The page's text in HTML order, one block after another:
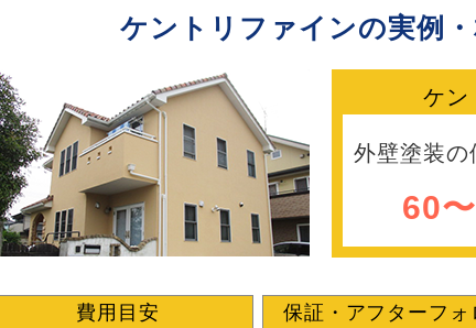
ケントリファインの実例
ケン
外壁塗装
60
費用目安 保証・アフターフォ